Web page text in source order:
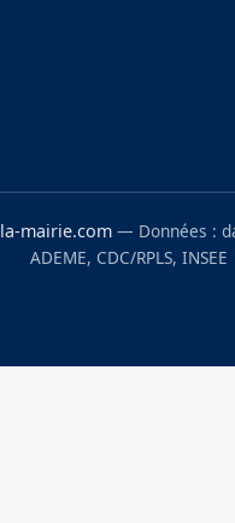
la-mairie.com — Données :
ADEME, CDC/RPLS, INSEE